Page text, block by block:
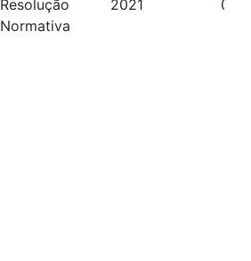
Resolução
Normativa
2021 07/